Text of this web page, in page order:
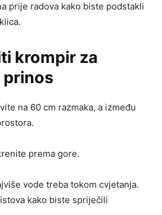
prije radova kako biste podstakli
krompir za
prinos
na 60 cm razmaka, a između
prema gore.
vode treba tokom cvjetanja.
kako biste spriječili